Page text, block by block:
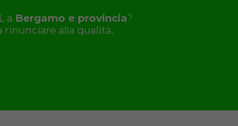
a Bergamo e provincia?
rinunciare alla qualità.